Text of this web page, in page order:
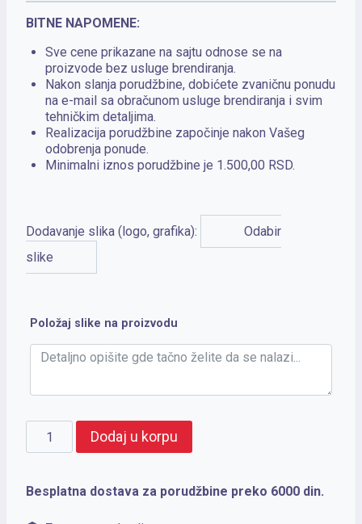
BITNE NAPOMENE:
Sve cene prikazane na sajtu odnose se na
proizvode bez usluge brendiranja.
Nakon slanja porudžbine, dobićete zvaničnu ponudu
na e-mail sa obračunom usluge brendiranja i svim
tehničkim detaljima.
Realizacija porudžbine započinje nakon Vašeg
odobrenja ponude.
Minimalni iznos porudžbine je 1.500,00 RSD.
Dodavanje slika (logo, grafika):
Odabir
slike
Položaj slike na proizvodu
CHELSEA
količina
Dodaj u korpu
Besplatna dostava za porudžbine preko 6000 din.